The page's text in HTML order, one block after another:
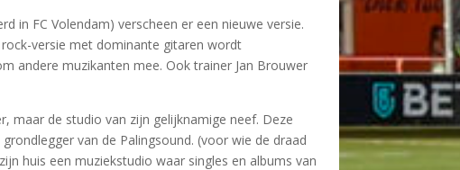
in FC Volendam) verscheen er een nieuwe versie.
versie met dominante gitaren wordt
andere muzikanten mee. Ook trainer Jan Brouwer
maar de studio van zijn gelijknamige neef. Deze
van de Palingsound. (voor wie de draad
huis een muziekstudio waar singles en albums van